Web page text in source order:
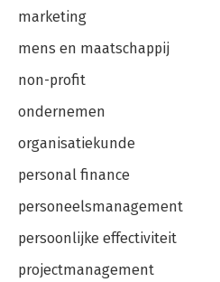
marketing
mens en maatschappij
non-profit
ondernemen
organisatiekunde
personal finance
personeelsmanagement
persoonlijke effectiviteit
projectmanagement